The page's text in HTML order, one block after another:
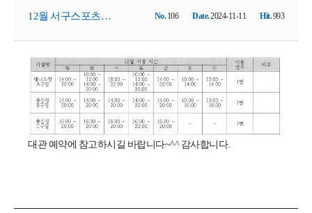
12월 서구스포츠클
럽 시간표
No.106 Date.2024-11-11 Hit.993
대관 예약에 참고하시길 바랍니다~^^ 감사합니다.